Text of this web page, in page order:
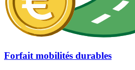
Forfait mobilités durables